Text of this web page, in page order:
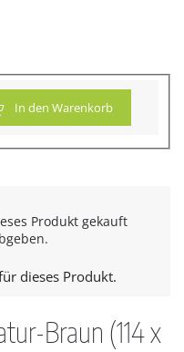
In den Warenkorb
Produkt gekauft
dieses Produkt.
Braun (114 x